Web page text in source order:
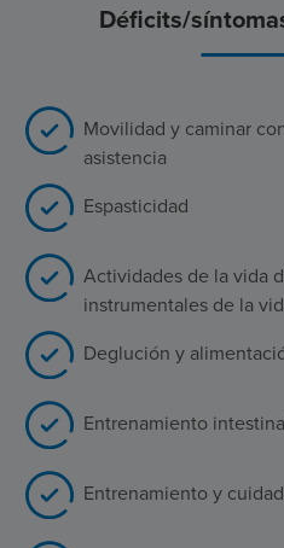
Déficits/
Movilidad y caminar
asistencia
Espasticidad
Actividades de la vida
instrumentales de la
Deglución y
Entrenamiento
Entrenamiento y